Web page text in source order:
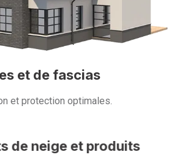
et de fascias
et protection optimales.
de neige et produits